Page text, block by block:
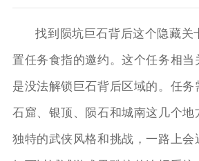
找到陨坑巨石背后这个隐藏关
置任务食指的邀约。这个任务相当
是没法解锁巨石背后区域的。任务
石窟、银顶、陨石和城南这几个地
独特的武侠风格和挑战，一路上会